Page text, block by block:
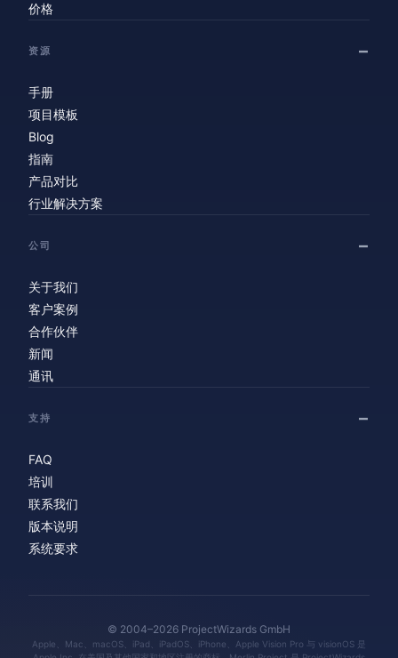
价格
资源
手册
项目模板
Blog
指南
产品对比
行业解决方案
公司
关于我们
客户案例
合作伙伴
新闻
通讯
支持
FAQ
培训
联系我们
版本说明
系统要求
© 2004–2026 ProjectWizards GmbH
Apple、Mac、macOS、iPad、iPadOS、iPhone、Apple Vision Pro 与 visionOS 是